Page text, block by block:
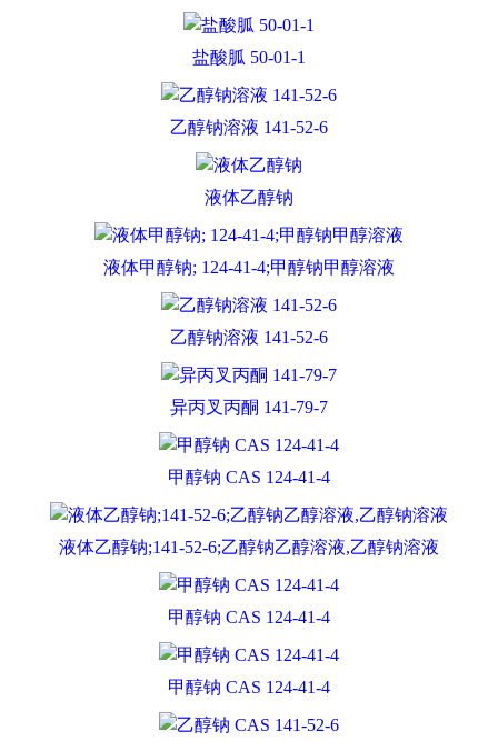
盐酸胍 50-01-1
乙醇钠溶液 141-52-6
液体乙醇钠
液体甲醇钠; 124-41-4;甲醇钠甲醇溶液
乙醇钠溶液 141-52-6
异丙叉丙酮 141-79-7
甲醇钠 CAS 124-41-4
液体乙醇钠;141-52-6;乙醇钠乙醇溶液,乙醇钠溶液
甲醇钠 CAS 124-41-4
甲醇钠 CAS 124-41-4